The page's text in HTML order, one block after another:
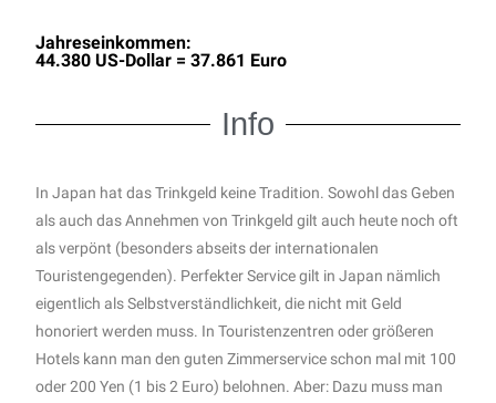
Jahreseinkommen:
44.380 US-Dollar = 37.861 Euro
Info
In Japan hat das Trinkgeld keine Tradition. Sowohl das Geben
als auch das Annehmen von Trinkgeld gilt auch heute noch oft
als verpönt (besonders abseits der internationalen
Touristengegenden). Perfekter Service gilt in Japan nämlich
eigentlich als Selbstverständlichkeit, die nicht mit Geld
honoriert werden muss. In Touristenzentren oder größeren
Hotels kann man den guten Zimmerservice schon mal mit 100
oder 200 Yen (1 bis 2 Euro) belohnen. Aber: Dazu muss man